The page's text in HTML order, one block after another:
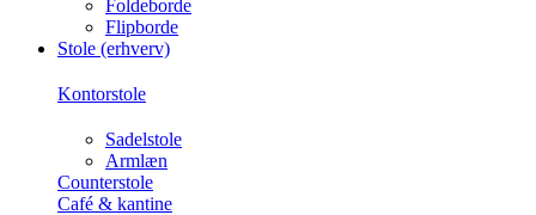
Foldeborde
Flipborde
Stole (erhverv)
Kontorstole
Sadelstole
Armlæn
Counterstole
Café & kantine